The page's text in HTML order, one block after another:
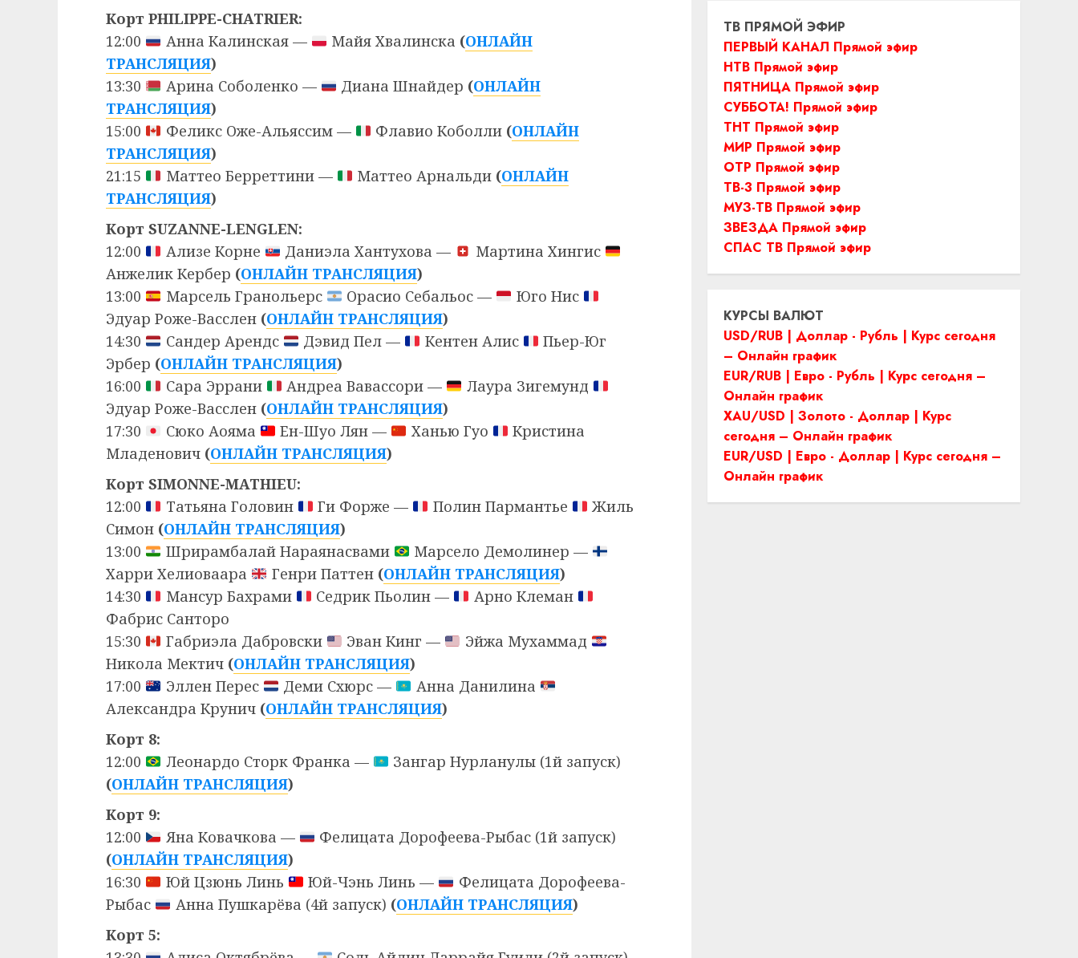
Корт PHILIPPE-CHATRIER:
12:00
Анна Калинская — Майя Хвалинска (ОНЛАЙН
ТРАНСЛЯЦИЯ)
13:30
Арина Соболенко — Диана Шнайдер (ОНЛАЙН
ТРАНСЛЯЦИЯ)
15:00
Феликс Оже-Альяссим — Флавио Коболли (ОНЛАЙН
ТРАНСЛЯЦИЯ)
21:15
Маттео Берреттини — Маттео Арнальди (ОНЛАЙН
ТРАНСЛЯЦИЯ)
Корт SUZANNE-LENGLEN:
12:00
Ализе Корне Даниэла Хантухова —
Мартина Хингис
Анжелик Кербер (ОНЛАЙН ТРАНСЛЯЦИЯ)
13:00
Марсель Гранольерс Орасио Себальос —
Юго Нис
Эдуар Роже-Васслен (ОНЛАЙН ТРАНСЛЯЦИЯ)
14:30
Сандер Арендс Дэвид Пел — Кентен Алис
Пьер-Юг
Эрбер (ОНЛАЙН ТРАНСЛЯЦИЯ)
16:00
Сара Эррани Андреа Вавассори —
Лаура Зигемунд
Эдуар Роже-Васслен (ОНЛАЙН ТРАНСЛЯЦИЯ)
17:30
Сюко Аояма Ен-Шуо Лян — Ханью Гуо
Кристина
Младенович (ОНЛАЙН ТРАНСЛЯЦИЯ)
Корт SIMONNE-MATHIEU:
12:00
Татьяна Головин Ги Форже — Полин Пармантье
Жиль
Симон (ОНЛАЙН ТРАНСЛЯЦИЯ)
13:00
Шрирамбалай Нараянасвами
Марсело Демолинер —
Харри Хелиоваара
Генри Паттен (ОНЛАЙН ТРАНСЛЯЦИЯ)
14:30
Мансур Бахрами Седрик Пьолин —
Арно Клеман
Фабрис Санторо
15:30
Габриэла Дабровски Эван Кинг —
Эйжа Мухаммад
Никола Мектич (ОНЛАЙН ТРАНСЛЯЦИЯ)
17:00
Эллен Перес Деми Схюрс —
Анна Данилина
Александра Крунич (ОНЛАЙН ТРАНСЛЯЦИЯ)
Корт 8:
12:00
Леонардо Сторк Франка —
Зангар Нурланулы (1й запуск)
(ОНЛАЙН ТРАНСЛЯЦИЯ)
Корт 9:
12:00
Яна Ковачкова —
Фелицата Дорофеева-Рыбас (1й запуск)
(ОНЛАЙН ТРАНСЛЯЦИЯ)
16:30
Юй Цзюнь Линь Юй-Чэнь Линь —
Фелицата Дорофеева-
Рыбас
Анна Пушкарёва (4й запуск) (ОНЛАЙН ТРАНСЛЯЦИЯ)
Корт 5:
ТВ ПРЯМОЙ ЭФИР
ПЕРВЫЙ КАНАЛ Прямой эфир
НТВ Прямой эфир
ПЯТНИЦА Прямой эфир
СУББОТА! Прямой эфир
ТНТ Прямой эфир
МИР Прямой эфир
ОТР Прямой эфир
ТВ-3 Прямой эфир
МУЗ-ТВ Прямой эфир
ЗВЕЗДА Прямой эфир
СПАС ТВ Прямой эфир
КУРСЫ ВАЛЮТ
USD/RUB | Доллар - Рубль | Курс сегодня
– Онлайн график
EUR/RUB | Евро - Рубль | Курс сегодня –
Онлайн график
XAU/USD | Золото - Доллар | Курс
сегодня – Онлайн график
EUR/USD | Евро - Доллар | Курс сегодня –
Онлайн график